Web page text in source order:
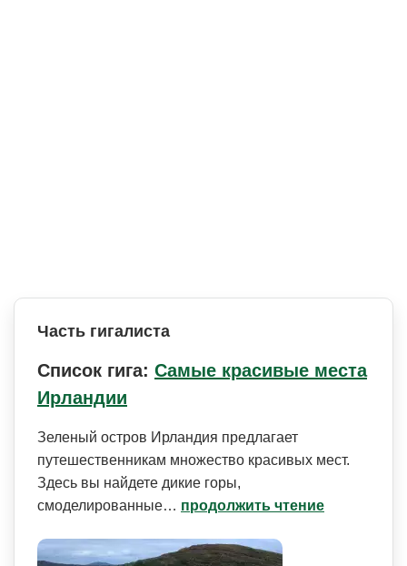
Часть гигалиста
Список гига: Самые красивые места
Ирландии
Зеленый остров Ирландия предлагает
путешественникам множество красивых мест.
Здесь вы найдете дикие горы,
смоделированные… продолжить чтение